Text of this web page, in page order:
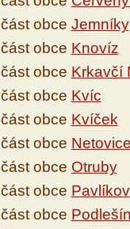
část obce Jemníky
část obce Knovíz
část obce Krkavčí
část obce Kvíc
část obce Kvíček
část obce
část obce Otruby
část obce Pavlíkov
část obce